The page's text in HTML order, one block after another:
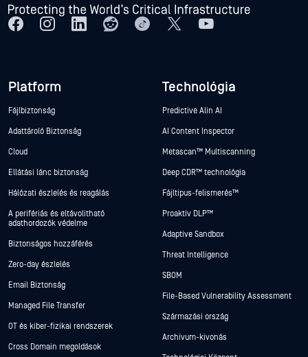
Platform
Fájlbiztonság
Adattároló Biztonság
Cloud
Ellátási lánc biztonság
Hálózati észlelés és reagálás
A perifériás és eltávolítható
adathordozók védelme
Biztonságos hozzáférés
Zero-day észlelés
Email Biztonság
Managed File Transfer
OT és kiber-fizikai rendszerek
Cross Domain megoldások
Technológia
Predictive Alin AI
AI Content Inspector
Metascan™ Multiscanning
Deep CDR™ technológia
Fájltípus-felismerés™
Proaktív DLP™
Adaptive Sandbox
Threat Intelligence
SBOM
File-Based Vulnerability Assessment
Származási ország
Archívum-kivonás